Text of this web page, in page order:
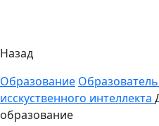
Назад
Образование
исскуственного интеллекта
образование